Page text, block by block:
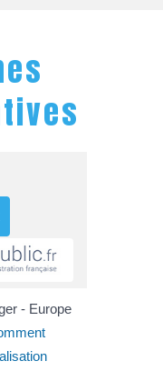
- Europe